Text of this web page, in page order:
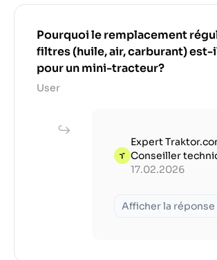
Pourquoi le remplacement
filtres (huile, air, carburant)
pour un mini-tracteur?
User
Expert
Conseiller
17.02.2026
Afficher la réponse